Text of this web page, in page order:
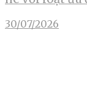
30/07/2026